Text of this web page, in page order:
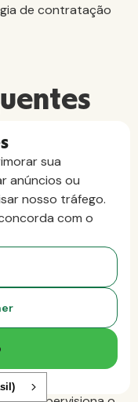
de contratação
é legal?
são legais na
depende do
das normas
de cada
de agências de
por meio de
of Record?
se o empregador
O EOR
folha de
e a
sua
anúncios ou
nosso tráfego.
com o